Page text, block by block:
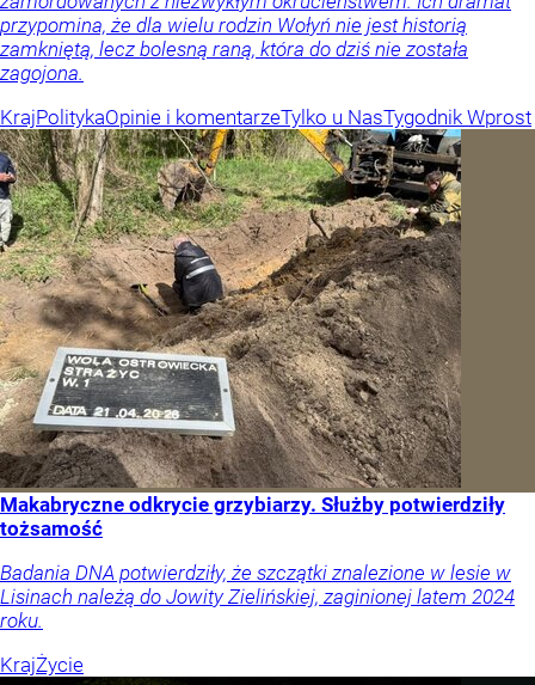
przypomina, że dla wielu rodzin Wołyń nie jest historią
zamkniętą, lecz bolesną raną, która do dziś nie została
zagojona.
KrajPolitykaOpinie i komentarzeTylko u NasTygodnik Wprost
Makabryczne odkrycie grzybiarzy. Służby potwierdziły
tożsamość
Badania DNA potwierdziły, że szczątki znalezione w lesie w
Lisinach należą do Jowity Zielińskiej, zaginionej latem 2024
roku.
KrajŻycie